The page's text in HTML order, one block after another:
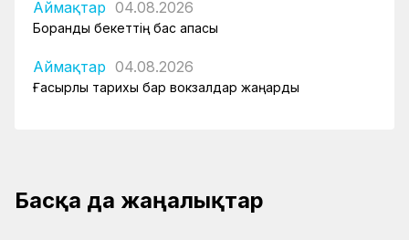
Аймақтар 04.08.2026
Боранды бекеттің бас қақпасы
Аймақтар 04.08.2026
Ғасырлық тарихы бар вокзалдар жаңарды
Басқа да жаңалықтар